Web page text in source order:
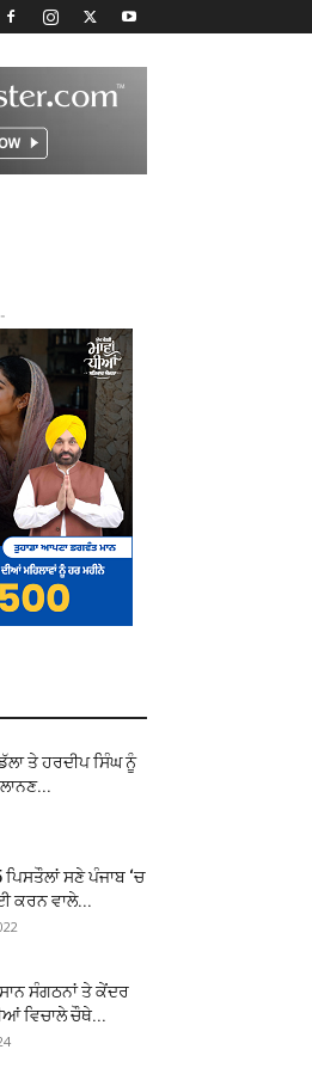
ਤੇ ਹਰਦੀਪ ਸਿੰਘ ਨੂੰ
ਪਿਸਤੌਲਾਂ ਸਣੇ ਪੰਜਾਬ ‘ਚ
ਕਰਨ ਵਾਲੇ...
ਸੰਗਠਨਾਂ ਤੇ ਕੇਂਦਰ
ਵਿਚਾਲੇ ਚੌਥੇ...